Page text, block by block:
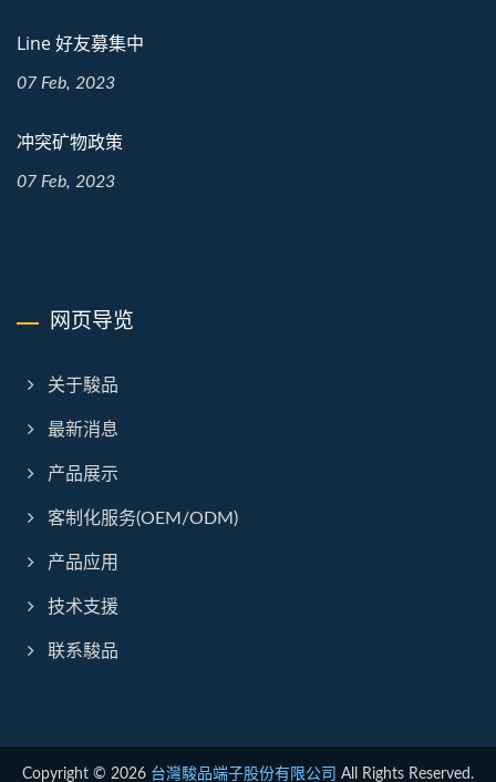
Line 好友募集中
07 Feb, 2023
冲突矿物政策
07 Feb, 2023
网页导览
关于駿品
最新消息
产品展示
客制化服务(OEM/ODM)
产品应用
技术支援
联系駿品
Copyright © 2026 台灣駿品端子股份有限公司 All Rights Reserved.